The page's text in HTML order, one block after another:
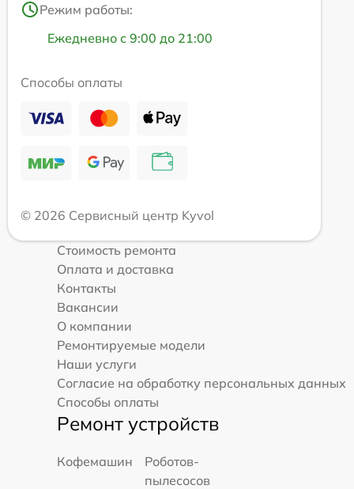
Режим работы:
Ежедневно с 9:00 до 21:00
Способы оплаты
© 2026 Сервисный центр Kyvol
Стоимость ремонта
Оплата и доставка
Контакты
Вакансии
О компании
Ремонтируемые модели
Наши услуги
Согласие на обработку персональных данных
Способы оплаты
Ремонт устройств
Кофемашин
Роботов-
пылесосов